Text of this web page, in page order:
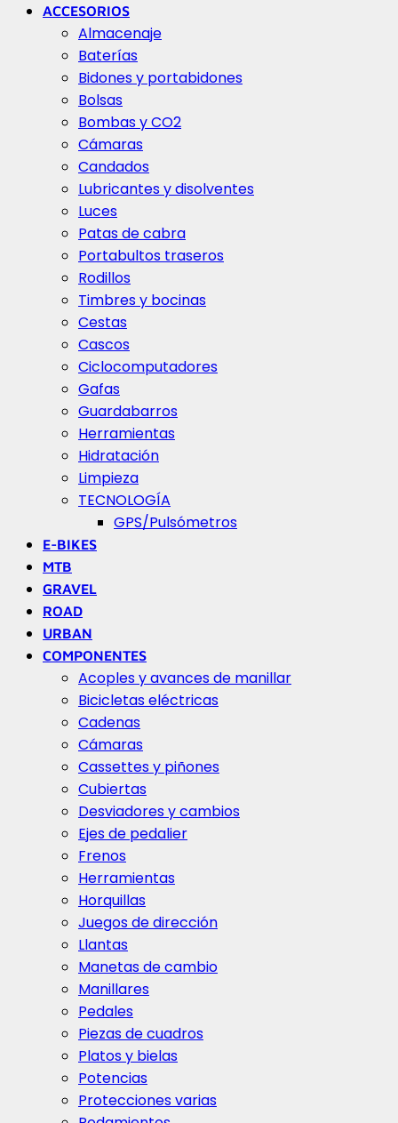
ACCESORIOS
Almacenaje
Baterías
Bidones y portabidones
Bolsas
Bombas y CO2
Cámaras
Candados
Lubricantes y disolventes
Luces
Patas de cabra
Portabultos traseros
Rodillos
Timbres y bocinas
Cestas
Cascos
Ciclocomputadores
Gafas
Guardabarros
Herramientas
Hidratación
Limpieza
TECNOLOGÍA
GPS/Pulsómetros
E-BIKES
MTB
GRAVEL
ROAD
URBAN
COMPONENTES
Acoples y avances de manillar
Bicicletas eléctricas
Cadenas
Cámaras
Cassettes y piñones
Cubiertas
Desviadores y cambios
Ejes de pedalier
Frenos
Herramientas
Horquillas
Juegos de dirección
Llantas
Manetas de cambio
Manillares
Pedales
Piezas de cuadros
Platos y bielas
Potencias
Protecciones varias